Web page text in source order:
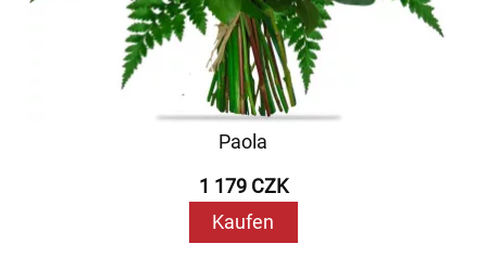
Paola
1 179 CZK
Kaufen